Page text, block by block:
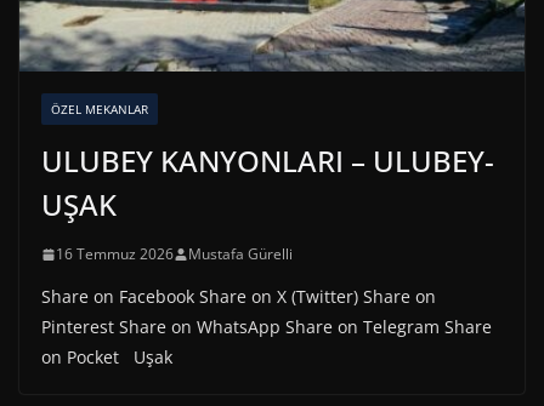
ÖZEL MEKANLAR
ULUBEY KANYONLARI – ULUBEY-
UŞAK
16 Temmuz 2026 Mustafa Gürelli
Share on Facebook Share on X (Twitter) Share on
Pinterest Share on WhatsApp Share on Telegram Share
on Pocket Uşak